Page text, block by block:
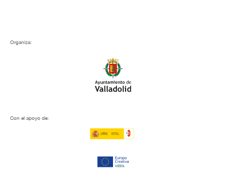
Organiza:
Con el apoyo de: